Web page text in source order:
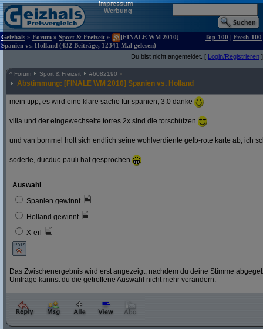
Impressum|
Werbung
Geizhals » Forum » Sport & Freizeit »
[FINALE WM 2010]
Spanien vs. Holland (432 Beiträge, 12341 Mal gelesen)
Top-100 | Fresh-100
Du bist nicht angemeldet. [ Login/Registrieren ]
^ Forum Sport & Freizeit #6082190
Abstimmung: [FINALE WM 2010] Spanien vs. Holland
mein tipp, es wird eine klare sache für spanien, 3:0 danke
villa und der eingewechselte torres 2x sind die torschützen
und van bommel holt sich endlich seine wohlverdiente gelb-rote karte ab, ich
soderle, ducduc-pauli hat gesprochen
Auswahl
Spanien gewinnt
Holland gewinnt
X-erl
Das Zwischenergebnis wird erst angezeigt, nachdem du deine Stimme
Umfrage kannst du die getroffene Auswahl nicht mehr verändern.